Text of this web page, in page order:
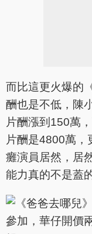
而比這更火爆的
酬也是不低，陳
片酬漲到150萬
片酬是4800萬，
癱演員居然，居
能力真的不是蓋